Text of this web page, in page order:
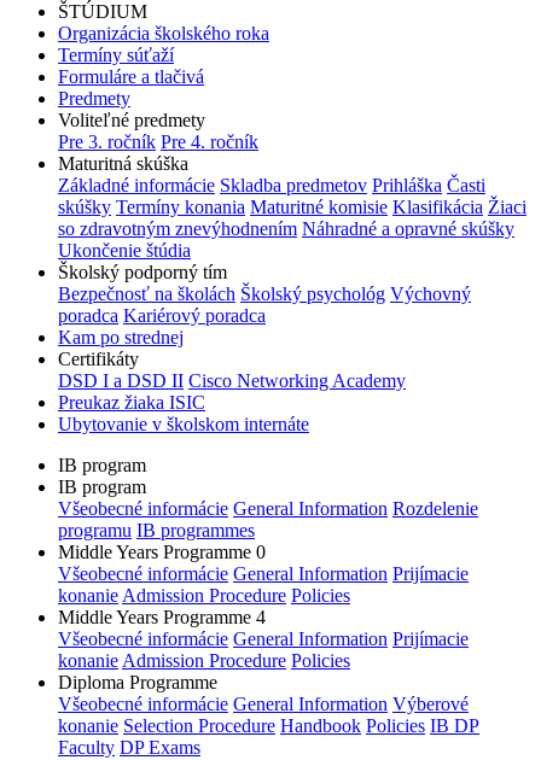
ŠTÚDIUM
Organizácia školského roka
Termíny súťaží
Formuláre a tlačivá
Predmety
Voliteľné predmety
Pre 3. ročník Pre 4. ročník
Maturitná skúška
Základné informácie Skladba predmetov Prihláška Časti
skúšky Termíny konania Maturitné komisie Klasifikácia Žiaci
so zdravotným znevýhodnením Náhradné a opravné skúšky
Ukončenie štúdia
Školský podporný tím
Bezpečnosť na školách Školský psychológ Výchovný
poradca Kariérový poradca
Kam po strednej
Certifikáty
DSD I a DSD II Cisco Networking Academy
Preukaz žiaka ISIC
Ubytovanie v školskom internáte
IB program
IB program
Všeobecné informácie General Information Rozdelenie
programu IB programmes
Middle Years Programme 0
Všeobecné informácie General Information Prijímacie
konanie Admission Procedure Policies
Middle Years Programme 4
Všeobecné informácie General Information Prijímacie
konanie Admission Procedure Policies
Diploma Programme
Všeobecné informácie General Information Výberové
konanie Selection Procedure Handbook Policies IB DP
Faculty DP Exams